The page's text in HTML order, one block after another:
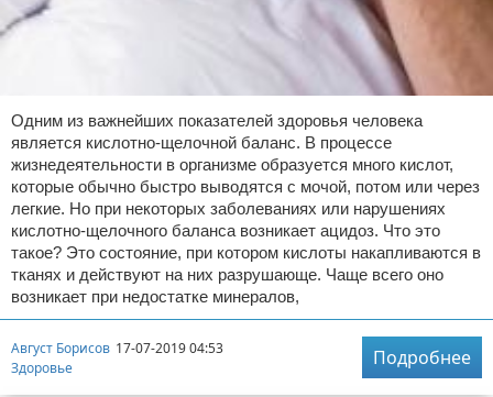
Одним из важнейших показателей здоровья человека
является кислотно-щелочной баланс. В процессе
жизнедеятельности в организме образуется много кислот,
которые обычно быстро выводятся с мочой, потом или через
легкие. Но при некоторых заболеваниях или нарушениях
кислотно-щелочного баланса возникает ацидоз. Что это
такое? Это состояние, при котором кислоты накапливаются в
тканях и действуют на них разрушающе. Чаще всего оно
возникает при недостатке минералов,
Август Борисов 17-07-2019 04:53
Здоровье
Подробнее